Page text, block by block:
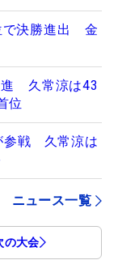
で決勝進出 金
進 久常涼は43
位
参戦 久常涼は
ニュース一覧
の大会